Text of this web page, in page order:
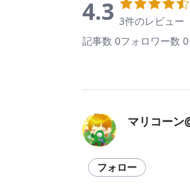
4.3 3件のレビュー
記事数 0フォロワー数 0
マリコーン
フォロー